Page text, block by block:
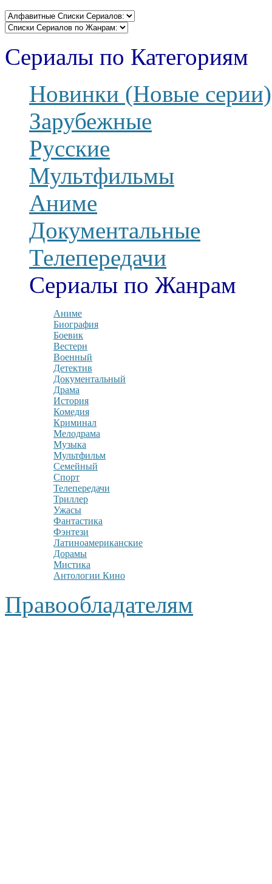
Сериалы по Категориям
Новинки (Новые серии)
Зарубежные
Русские
Мультфильмы
Аниме
Документальные
Телепередачи
Сериалы по Жанрам
Аниме
Биография
Боевик
Вестерн
Военный
Детектив
Документальный
Драма
История
Комедия
Криминал
Мелодрама
Музыка
Мультфильм
Семейный
Спорт
Телепередачи
Триллер
Ужасы
Фантастика
Фэнтези
Латиноамериканские
Дорамы
Мистика
Антологии Кино
Правообладателям